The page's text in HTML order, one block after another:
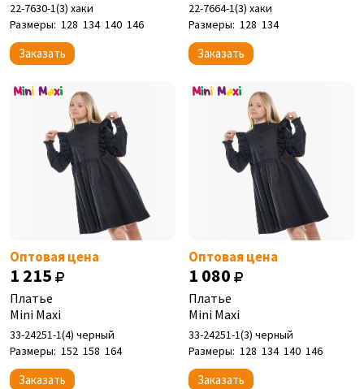
22-7630-1(3) хаки
Размеры: 128 134 140 146
Заказать
22-7664-1(3) хаки
Размеры: 128 134
Заказать
Оптовая цена
1 215
Платье
Mini Maxi
33-24251-1(4) черный
Размеры: 152 158 164
Заказать
Оптовая цена
1 080
Платье
Mini Maxi
33-24251-1(3) черный
Размеры: 128 134 140 146
Заказать